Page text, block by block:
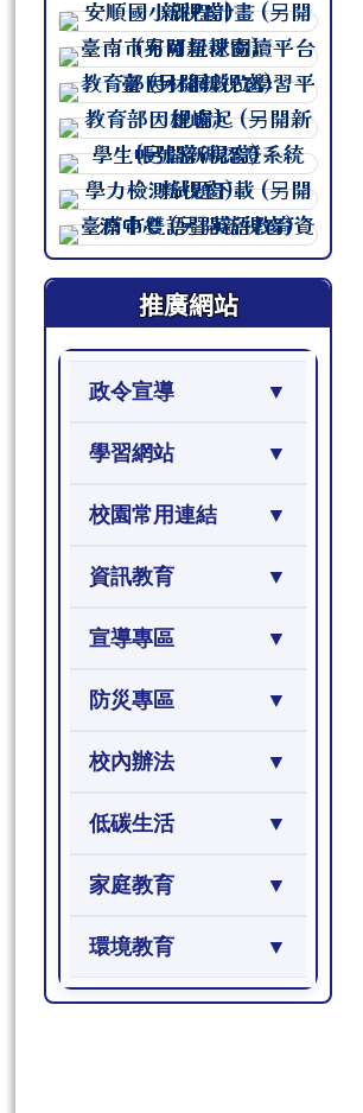
連至 http://
連至 http://
連至 http://
連至 http://
連至 http://
連至 http://
連至 http://
推廣網站
政令宣導
學習網站
校園常用連結
資訊教育
宣導專區
防災專區
校內辦法
低碳生活
家庭教育
環境教育